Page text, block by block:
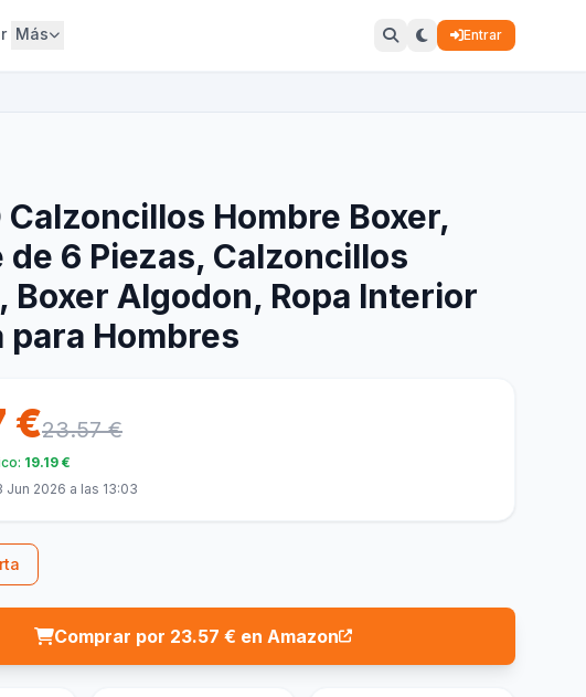
Más Entrar
Calzoncillos Hombre Boxer,
de 6 Piezas, Calzoncillos
Boxer Algodon, Ropa Interior
para Hombres
€23.57 €
19.19 €
Jun 2026 a las 13:03
Comprar por 23.57 € en Amazon